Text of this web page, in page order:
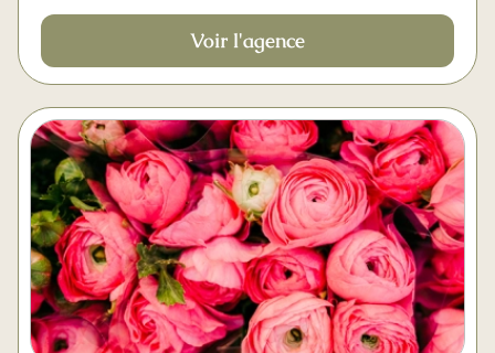
Voir l'agence